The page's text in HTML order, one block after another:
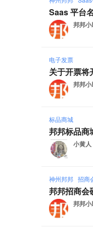
Saas 平台
邦邦
电子发票
关于开票将
邦邦
标品商城
邦邦标品商
小黄人
神州邦邦 招商
邦邦招商会
邦邦